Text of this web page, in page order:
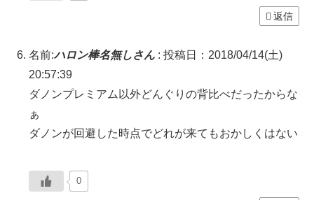
返信
名前:ハロン棒名無しさん : 投稿日：2018/04/14(土)
20:57:39
ダノンプレミアム以外どんぐりの背比べだったからな
ぁ
ダノンが回避した時点でどれが来てもおかしくはない
0